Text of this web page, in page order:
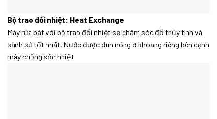
Bộ trao đổi nhiệt: Heat Exchange
Máy rửa bát với bộ trao đổi nhiệt sẽ chăm sóc đồ thủy tính và
sành sứ tốt nhất. Nước được đun nóng ở khoang riêng bên cạnh
máy chống sốc nhiệt